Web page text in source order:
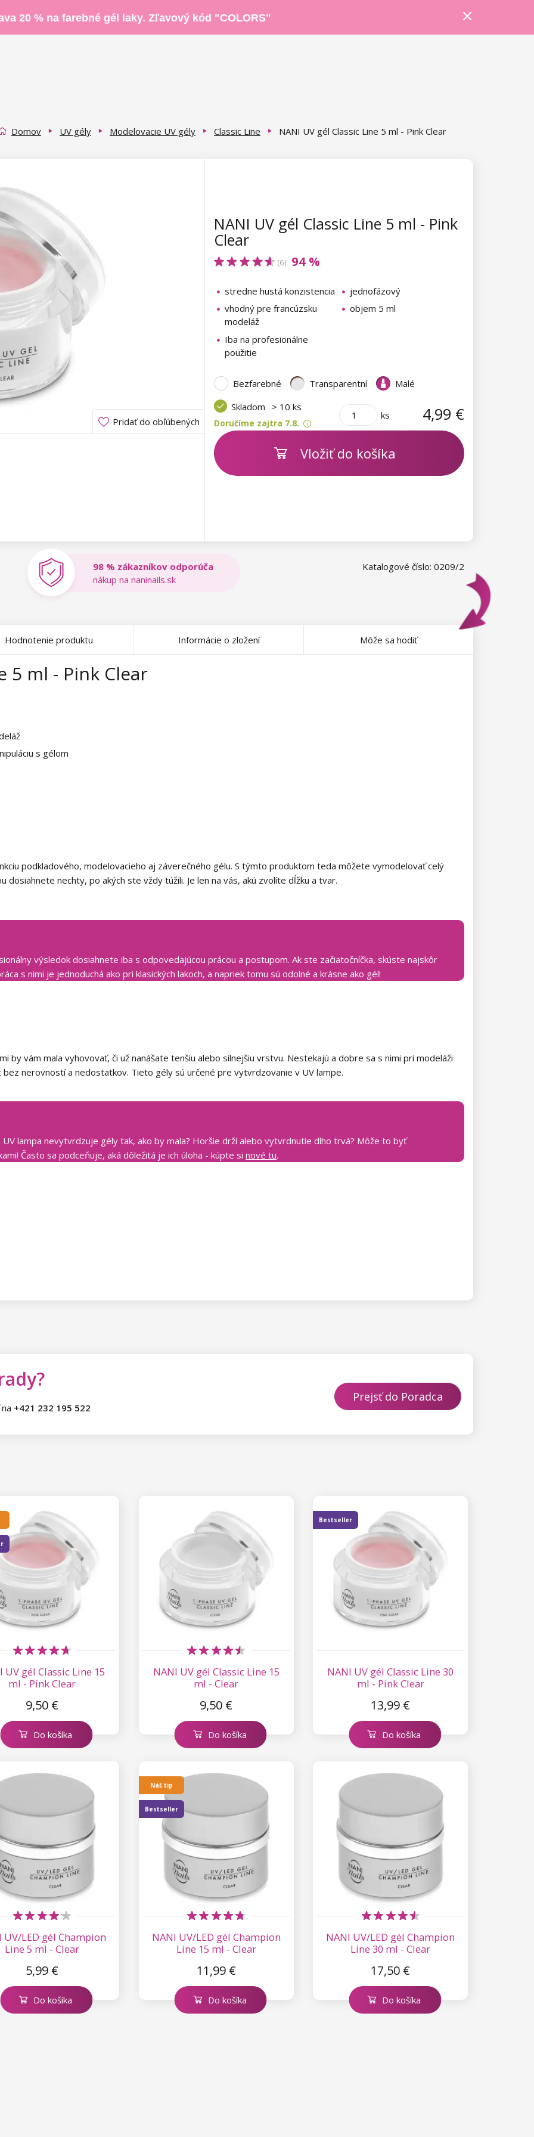
20 % na farebné gél laky. Zľavový kód "COLORS"
Domov UV gély Modelovacie UV gély Classic Line NANI UV gél Classic Line 5 ml - Pink Clear
Pridať do obľúbených
NANI UV gél Classic Line 5 ml - Pink
Clear
(6) 94 %
stredne hustá konzistencia
jednofázový
vhodný pre francúzsku
modeláž
objem 5 ml
Iba na profesionálne
použitie
Bezfarebné Transparentní
Malé
Skladom
> 10 ks
Doručíme zajtra 7.8.
ks 4,99 €
Vložiť do košíka
Katalogové číslo: 0209/2
98 % zákazníkov odporúča
nákup na naninails.sk
5 ml - Pink Clear
s gélom
podkladového, modelovacieho aj záverečného gélu. S týmto produktom teda môžete vymodelovať celý
dosiahnete nechty, po akých ste vždy túžili. Je len na vás, akú zvolíte dĺžku a tvar.
výsledok dosiahnete iba s odpovedajúcou prácou a postupom. Ak ste začiatočníčka, skúste najskôr
s nimi je jednoduchá ako pri klasických lakoch, a napriek tomu sú odolné a krásne ako gél!
by vám mala vyhovovať, či už nanášate tenšiu alebo silnejšiu vrstvu. Nestekajú a dobre sa s nimi pri modeláži
bez nerovností a nedostatkov. Tieto gély sú určené pre vytvrdzovanie v UV lampe.
UV lampa nevytvrdzuje gély tak, ako by mala? Horšie drží alebo vytvrdnutie dlho trvá? Môže to byť
Často sa podceňuje, aká dôležitá je ich úloha - kúpte si nové tu.
Hodnotenie produktu Informácie o zložení Môže sa hodiť
+421 232 195 522
Prejsť do Poradca
UV gél Classic Line 15
ml - Pink Clear
9,50 €
Do košíka
NANI UV gél Classic Line 15
ml - Clear
9,50 €
Do košíka
NANI UV gél Classic Line 30
ml - Pink Clear
13,99 €
Bestseller
Do košíka
UV/LED gél Champion
Line 5 ml - Clear
5,99 €
Do košíka
NANI UV/LED gél Champion
Line 15 ml - Clear
11,99 €
Náš tip
Bestseller
Do košíka
NANI UV/LED gél Champion
Line 30 ml - Clear
17,50 €
Do košíka